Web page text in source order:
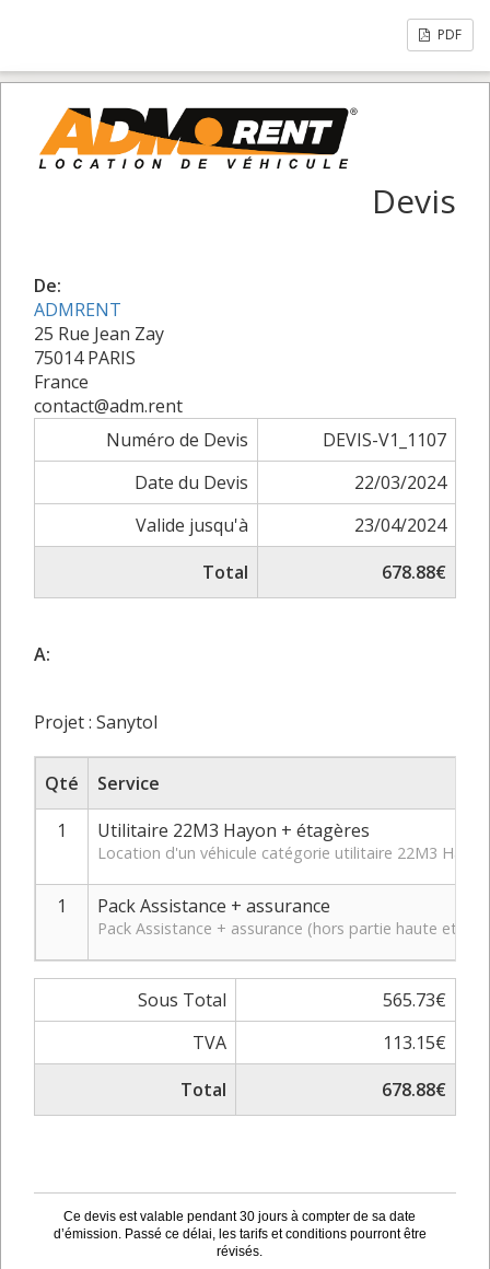
PDF
Devis
De:
ADMRENT
25 Rue Jean Zay
75014 PARIS
France
contact@adm.rent
Numéro de Devis
DEVIS-V1_1107
Date du Devis
22/03/2024
Valide jusqu'à
23/04/2024
Total
678.88€
A:
Projet : Sanytol
Qté
Service
1
Utilitaire 22M3 Hayon + étagères
Location d'un véhicule catégorie utilitaire 22M3
1 Pack Assistance + assurance
Pack Assistance + assurance (hors partie haute et
Sous Total
565.73€
TVA
113.15€
Total
678.88€
Ce devis est valable pendant 30 jours à compter de sa date
d’émission. Passé ce délai, les tarifs et conditions pourront être
révisés.